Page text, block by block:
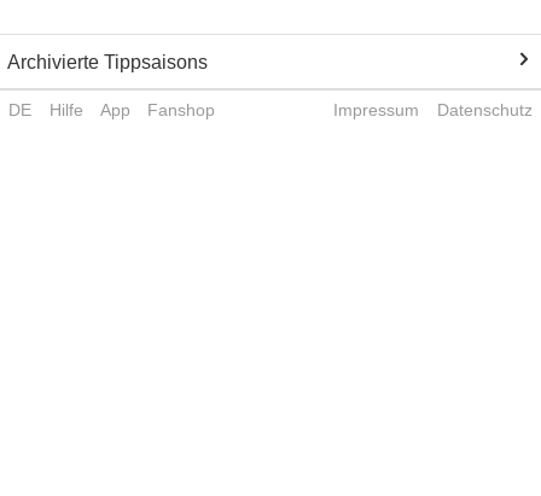
Archivierte Tippsaisons
DE Hilfe App Fanshop Impressum Datenschutz